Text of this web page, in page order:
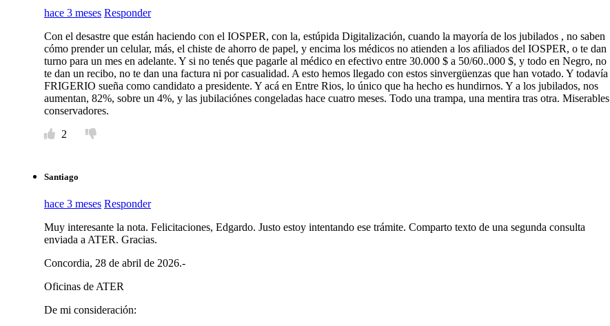
hace 3 meses Responder
Con el desastre que están haciendo con el IOSPER, con la, estúpida Digitalización, cuando la mayoría de los jubilados , no saben
cómo prender un celular, más, el chiste de ahorro de papel, y encima los médicos no atienden a los afiliados del IOSPER, o te dan
turno para un mes en adelante. Y si no tenés que pagarle al médico en efectivo entre 30.000 $ a 50/60..000 $, y todo en Negro, no
te dan un recibo, no te dan una factura ni por casualidad. A esto hemos llegado con estos sinvergüenzas que han votado. Y todavía
FRIGERIO sueña como candidato a presidente. Y acá en Entre Rios, lo único que ha hecho es hundirnos. Y a los jubilados, nos
aumentan, 82%, sobre un 4%, y las jubilaciónes congeladas hace cuatro meses. Todo una trampa, una mentira tras otra. Miserables
conservadores.
2
Santiago
hace 3 meses Responder
Muy interesante la nota. Felicitaciones, Edgardo. Justo estoy intentando ese trámite. Comparto texto de una segunda consulta
enviada a ATER. Gracias.
Concordia, 28 de abril de 2026.-
Oficinas de ATER
De mi consideración: